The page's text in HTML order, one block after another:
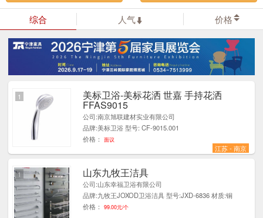
综合 人气 价格
美标卫浴-美标花洒 世嘉 手持花洒
FFAS9015
公司:南京旭联建材实业有限公司
品牌:美标卫浴 型号: CF-9015.001
价格：
面议
江苏 - 南京
1
山东九牧王洁具
公司:山东幸福卫浴有限公司
品牌:九牧王JOXOD卫浴洁具 型号:JXD-6836 材质:铜
价格：
99.00元/个
1